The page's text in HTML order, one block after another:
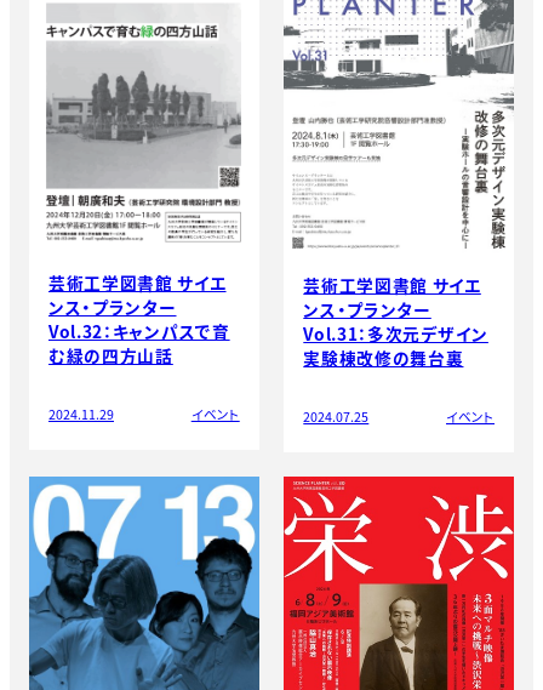
芸術工学図書館 サイエ
ンス・プランター
Vol.32：キャンパスで育
む緑の四方山話
2024.11.29 イベント
芸術工学図書館 サイエ
ンス・プランター
Vol.31：多次元デザイン
実験棟改修の舞台裏
2024.07.25 イベント